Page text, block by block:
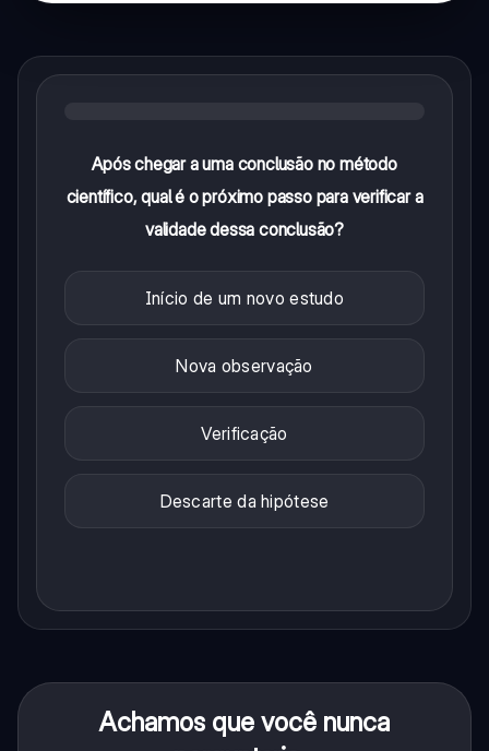
Após chegar a uma conclusão no método
científico, qual é o próximo passo para verificar a
validade dessa conclusão?
Início de um novo estudo
Nova observação
Verificação
Descarte da hipótese
Achamos que você nunca